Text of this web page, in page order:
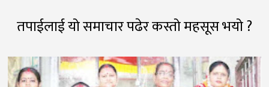
तपाईलाई यो समाचार पढेर कस्तो महसूस भयो ?